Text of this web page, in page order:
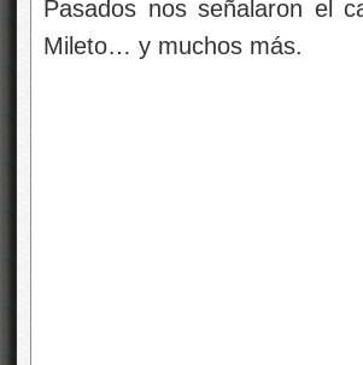
Pasados nos señalaron el
Mileto… y muchos más.